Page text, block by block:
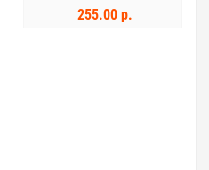
255.00 р.